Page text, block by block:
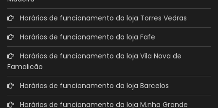
Horários de funcionamento da loja Torres Vedras
Horários de funcionamento da loja Fafe
Horários de funcionamento da loja Vila Nova de
Famalicão
Horários de funcionamento da loja Barcelos
Horários de funcionamento da loja M.nha Grande